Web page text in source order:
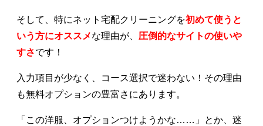
そして、特にネット宅配クリーニングを初めて使うと
いう方にオススメな理由が、 圧倒的なサイトの使いや
すさです！
入力項目が少なく、コース選択で迷わない！その理由
も無料オプションの豊富さにあります。
「この洋服、オプションつけようかな……」とか、迷